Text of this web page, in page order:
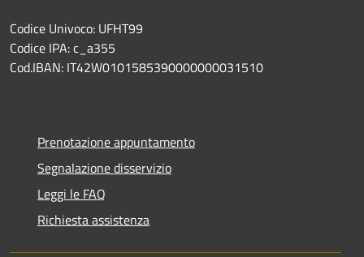
Codice Univoco: UFHT99
Codice IPA: c_a355
Cod.IBAN: IT42W0101585390000000031510
Prenotazione appuntamento
Segnalazione disservizio
Leggi le FAQ
Richiesta assistenza